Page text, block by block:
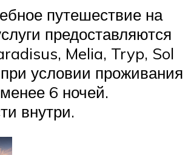
путешествие на
предоставляются
Melia, Tryp, Sol
условии проживания
6 ночей.
внутри.